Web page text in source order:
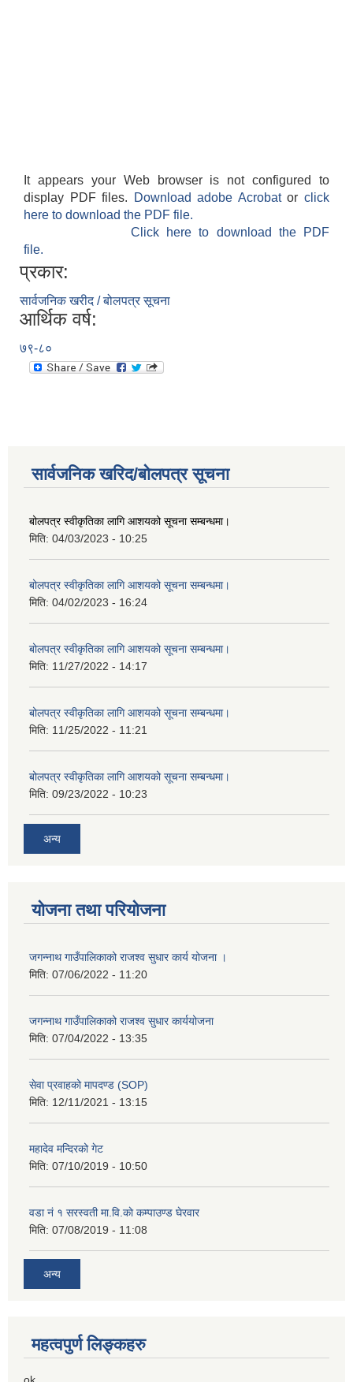
It appears your Web browser is not configured to
display PDF files.
Download adobe Acrobatorclick
here to download the PDF file.
Click here to download the PDF
file.
प्रकार:
सार्वजनिक खरीद / बोलपत्र सूचना
आर्थिक वर्ष:
७९-८०
सार्वजनिक खरिद/बोलपत्र सूचना
बोलपत्र स्वीकृतिका लागि आशयको सूचना सम्बन्धमा।
मिति: 04/03/2023 - 10:25
बोलपत्र स्वीकृतिका लागि आशयको सूचना सम्बन्धमा।
मिति: 04/02/2023 - 16:24
बोलपत्र स्वीकृतिका लागि आशयको सूचना सम्बन्धमा।
मिति: 11/27/2022 - 14:17
बोलपत्र स्वीकृतिका लागि आशयको सूचना सम्बन्धमा।
मिति: 11/25/2022 - 11:21
बोलपत्र स्वीकृतिका लागि आशयको सूचना सम्बन्धमा।
मिति: 09/23/2022 - 10:23
अन्य
योजना तथा परियोजना
जगन्नाथ गाउँपालिकाको राजश्व सुधार कार्य योजना ।
मिति: 07/06/2022 - 11:20
जगन्नाथ गाउँपालिकाको राजश्व सुधार कार्ययोजना
मिति: 07/04/2022 - 13:35
सेवा प्रवाहको मापदण्ड (SOP)
मिति: 12/11/2021 - 13:15
महादेव मन्दिरको गेट
मिति: 07/10/2019 - 10:50
वडा नं १ सरस्वती मा.वि.काे कम्पाउण्ड घेरवार
मिति: 07/08/2019 - 11:08
अन्य
महत्वपुर्ण लिङ्कहरु